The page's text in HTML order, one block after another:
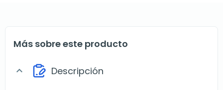
Más sobre este producto
expand_more Descripción